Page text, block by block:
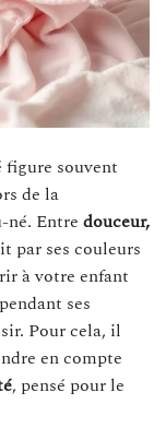
figure souvent
de la
né. Entre douceur,
par ses couleurs
à votre enfant
ses
Pour cela, il
en compte
, pensé pour le